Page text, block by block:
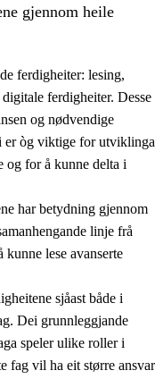
gjennom heile
ferdigheiter: lesing,
ferdigheiter. Desse
og nødvendige
er òg viktige for utviklinga
og for å kunne delta i
har betydning gjennom
linje frå
lese avanserte
sjåast både i
Dei grunnleggjande
speler ulike roller i
fag vil ha eit større ansvar